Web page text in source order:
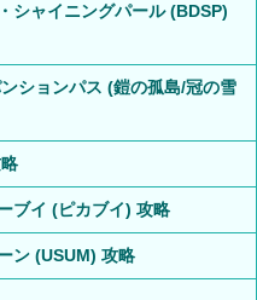
シャイニングパール (BDSP)
ションパス (鎧の孤島/冠の雪
ブイ (ピカブイ) 攻略
ン (USUM) 攻略